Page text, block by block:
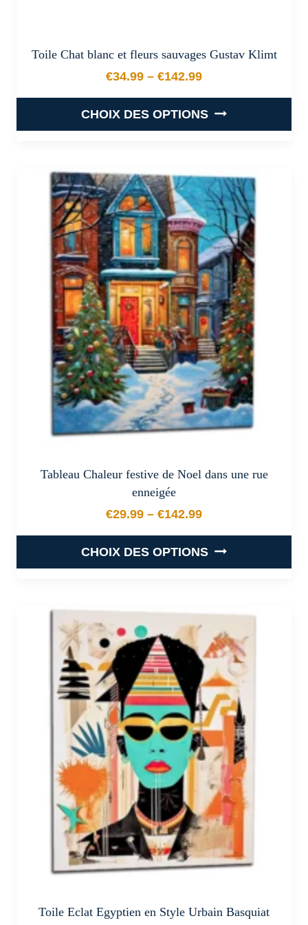
Toile Chat blanc et fleurs sauvages Gustav Klimt
€34.99 – €142.99
Plage de prix : €34.99 à
CHOIX DES OPTIONS
a
plusieurs
variations.
Les
options
peuvent
être
choisies
sur
la
page
du
produit
Tableau Chaleur festive de Noel dans une rue
enneigée
€29.99 – €142.99
Plage de prix : €29.99 à
CHOIX DES OPTIONS
a
plusieurs
variations.
Les
options
peuvent
être
choisies
sur
page
du
produit
Toile Eclat Egyptien en Style Urbain Basquiat